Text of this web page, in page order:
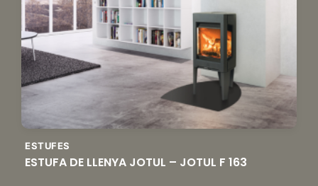
ESTUFES
ESTUFA DE LLENYA JOTUL – JOTUL F 163